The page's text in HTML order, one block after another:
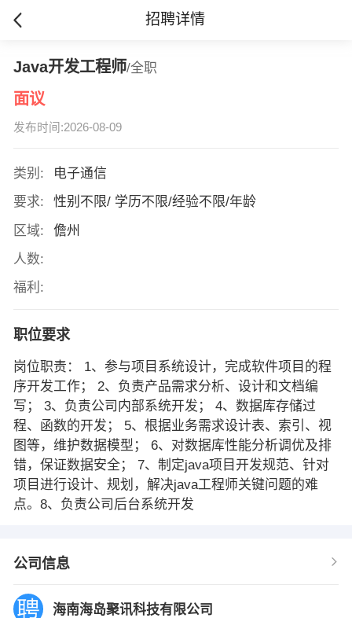
招聘详情
Java开发工程师/全职
面议
发布时间:2026-08-09
类别:
电子通信
要求:
性别不限/ 学历不限/经验不限/年龄
区域:
儋州
人数:
福利:
职位要求
岗位职责： 1、参与项目系统设计，完成软件项目的程
序开发工作； 2、负责产品需求分析、设计和文档编
写； 3、负责公司内部系统开发； 4、数据库存储过
程、函数的开发； 5、根据业务需求设计表、索引、视
图等，维护数据模型； 6、对数据库性能分析调优及排
错，保证数据安全； 7、制定java项目开发规范、针对
项目进行设计、规划，解决java工程师关键问题的难
点。8、负责公司后台系统开发
公司信息
海南海岛聚讯科技有限公司